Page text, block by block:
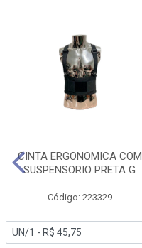
CINTA ERGONOMICA COM
SUSPENSORIO PRETA G
Código: 223329